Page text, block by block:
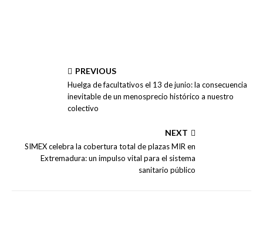
PREVIOUS
Huelga de facultativos el 13 de junio: la consecuencia
inevitable de un menosprecio histórico a nuestro
colectivo
NEXT
SIMEX celebra la cobertura total de plazas MIR en
Extremadura: un impulso vital para el sistema
sanitario público